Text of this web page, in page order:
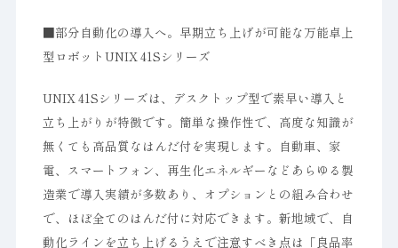
■部分自動化の導入へ。早期立ち上げが可能な万能卓上
型ロボットUNIX 41Sシリーズ
UNIX 41Sシリーズは、デスクトップ型で素早い導入と
立ち上がりが特徴です。簡単な操作性で、高度な知識が
無くても高品質なはんだ付を実現します。自動車、家
電、スマートフォン、再生化エネルギーなどあらゆる製
造業で導入実績が多数あり、オプションとの組み合わせ
で、ほぼ全てのはんだ付に対応できます。新地域で、自
動化ラインを立ち上げるうえで注意すべき点は「良品率